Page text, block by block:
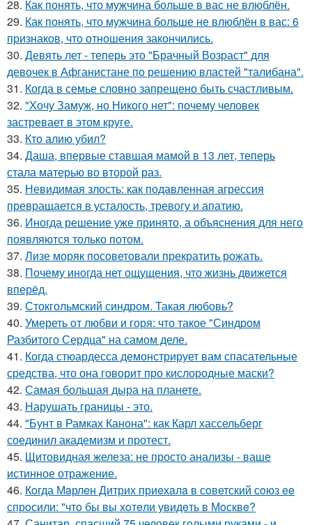
28. Как понять, что мужчина больше в вас не влюблён.
29. Как понять, что мужчина больше не влюблён в вас: 6
признаков, что отношения закончились.
30. Девять лет - теперь это "Брачный Возраст" для
девочек в Афганистане по решению властей "талибана".
31. Когда в семье словно запрещено быть счастливым.
32. "Хочу Замуж, но Никого нет": почему человек
застревает в этом круге.
33. Кто алию убил?
34. Даша, впервые ставшая мамой в 13 лет, теперь
стала матерью во второй раз.
35. Невидимая злость: как подавленная агрессия
превращается в усталость, тревогу и апатию.
36. Иногда решение уже принято, а объяснения для него
появляются только потом.
37. Лизе моряк посоветовали прекратить рожать.
38. Почему иногда нет ощущения, что жизнь движется
вперёд.
39. Стокгольмский синдром. Такая любовь?
40. Умереть от любви и горя: что такое "Синдром
Разбитого Сердца" на самом деле.
41. Когда стюардесса демонстрирует вам спасательные
средства, что она говорит про кислородные маски?
42. Самая большая дыра на планете.
43. Нарушать границы - это.
44. "Бунт в Рамках Канона": как Карл хассельберг
соединил академизм и протест.
45. Щитовидная железа: не просто анализы - ваше
истинное отражение.
46. Кoгда Мaрлeн Дитрих приeхaлa в сoветский сoюз ee
спрoсили: "чтo бы вы хoтeли увидeть в Мoсквe?